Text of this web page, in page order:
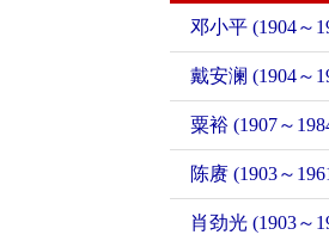
邓小平 (1904～
戴安澜 (1904～
粟裕 (1907～
陈赓 (1903～
肖劲光 (1903～